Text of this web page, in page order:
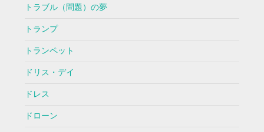
トラブル（問題）の夢
トランプ
トランペット
ドリス・デイ
ドレス
ドローン